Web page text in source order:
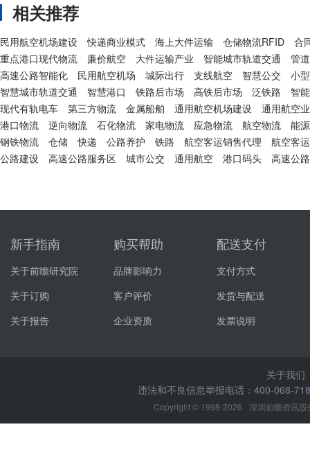
相关推荐
民用航空机场建设 快递商业模式 海上大件运输 仓储物流RFID
合
重点港口现代物流
廉价航空 大件运输产业 智能城市轨道交通
管
高速公路智能化
民用航空机场 城际出行 支线航空 智慧公交
小
智慧城市轨道交通
智慧港口 铁路后市场 高铁后市场 泛铁路
智
现代有轨电车
第三方物流 金属船舶 通用航空机场建设
通用航空业
港口物流
逆向物流 石化物流 家电物流 应急物流 航空物流
能
钢铁物流
仓储 快递 公路养护 铁路 航空客运销售代理
航空客运
公路建设
高速公路服务区 城市公交 通用航空 港口码头 高速公路
新手指南
关于前瞻研究院
关于订购
关于报告
购买帮助
品牌影响力
客户评价
企业资质
配送支付
支付方式
发货与配送
发票说明
关于我们
违法和不良信息举报电话：400-068-
Copyright © 1998-2026 深圳前瞻资讯股